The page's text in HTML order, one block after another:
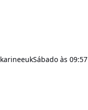
karineeukSábado às 09:57